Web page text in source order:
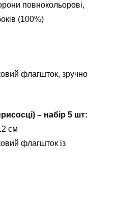
повнокольорові,
(100%)
флагшток, зручно
– набір 5 шт:
см
флагшток із